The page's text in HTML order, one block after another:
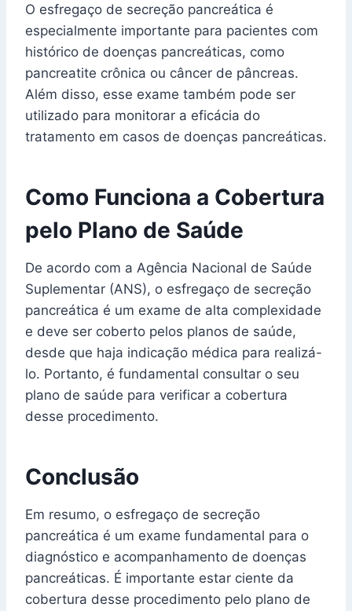
O esfregaço de secreção pancreática é
especialmente importante para pacientes com
histórico de doenças pancreáticas, como
pancreatite crônica ou câncer de pâncreas.
Além disso, esse exame também pode ser
utilizado para monitorar a eficácia do
tratamento em casos de doenças pancreáticas.
Como Funciona a Cobertura
pelo Plano de Saúde
De acordo com a Agência Nacional de Saúde
Suplementar (ANS), o esfregaço de secreção
pancreática é um exame de alta complexidade
e deve ser coberto pelos planos de saúde,
desde que haja indicação médica para realizá-
lo. Portanto, é fundamental consultar o seu
plano de saúde para verificar a cobertura
desse procedimento.
Conclusão
Em resumo, o esfregaço de secreção
pancreática é um exame fundamental para o
diagnóstico e acompanhamento de doenças
pancreáticas. É importante estar ciente da
cobertura desse procedimento pelo plano de